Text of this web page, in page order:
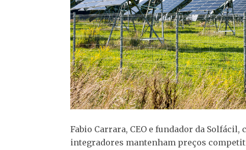
Fabio Carrara, CEO e fundador da Solfácil,
integradores mantenham preços